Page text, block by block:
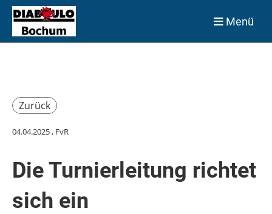
Menü
Zurück
04.04.2025, FvR
Die Turnierleitung richtet
sich ein